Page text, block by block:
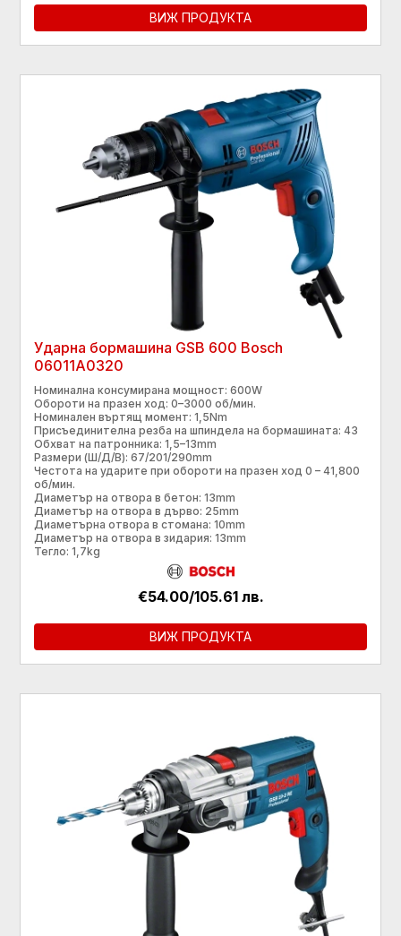
ВИЖ ПРОДУКТА
Ударна бормашина GSB 600 Bosch
06011A0320
Номинална консумирана мощност: 600W
Обороти на празен ход: 0–3000 об/мин.
Номинален въртящ момент: 1,5Nm
Присъединителна резба на шпиндела на бормашината: 43
Обхват на патронника: 1,5–13mm
Размери (Ш/Д/В): 67/201/290mm
Честота на ударите при обороти на празен ход 0 – 41,800
об/мин.
Диаметър на отвора в бетон: 13mm
Диаметър на отвора в дърво: 25mm
Диаметърна отвора в стомана: 10mm
Диаметър на отвора в зидария: 13mm
Тегло: 1,7kg
€54.00/105.61 лв.
ВИЖ ПРОДУКТА